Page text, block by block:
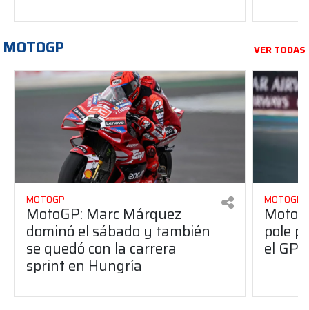
MOTOGP VER TODAS
MOTOGP
MotoGP: Marc Márquez
dominó el sábado y también
se quedó con la carrera
sprint en Hungría
MOTOGP
pole
el GP